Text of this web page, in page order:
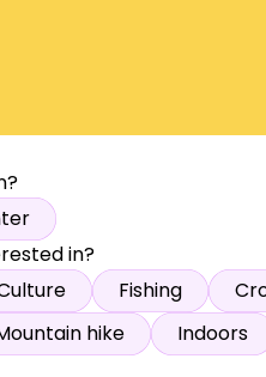
in?
Fishing
hike Indoors